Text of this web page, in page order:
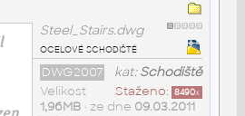
Steel_Stairs.dwg
ocelové schodiště
kat:Schodiště
DWG2007
Staženo: 8490x
Velikost
1,96MB• ze dne 09.03.2011